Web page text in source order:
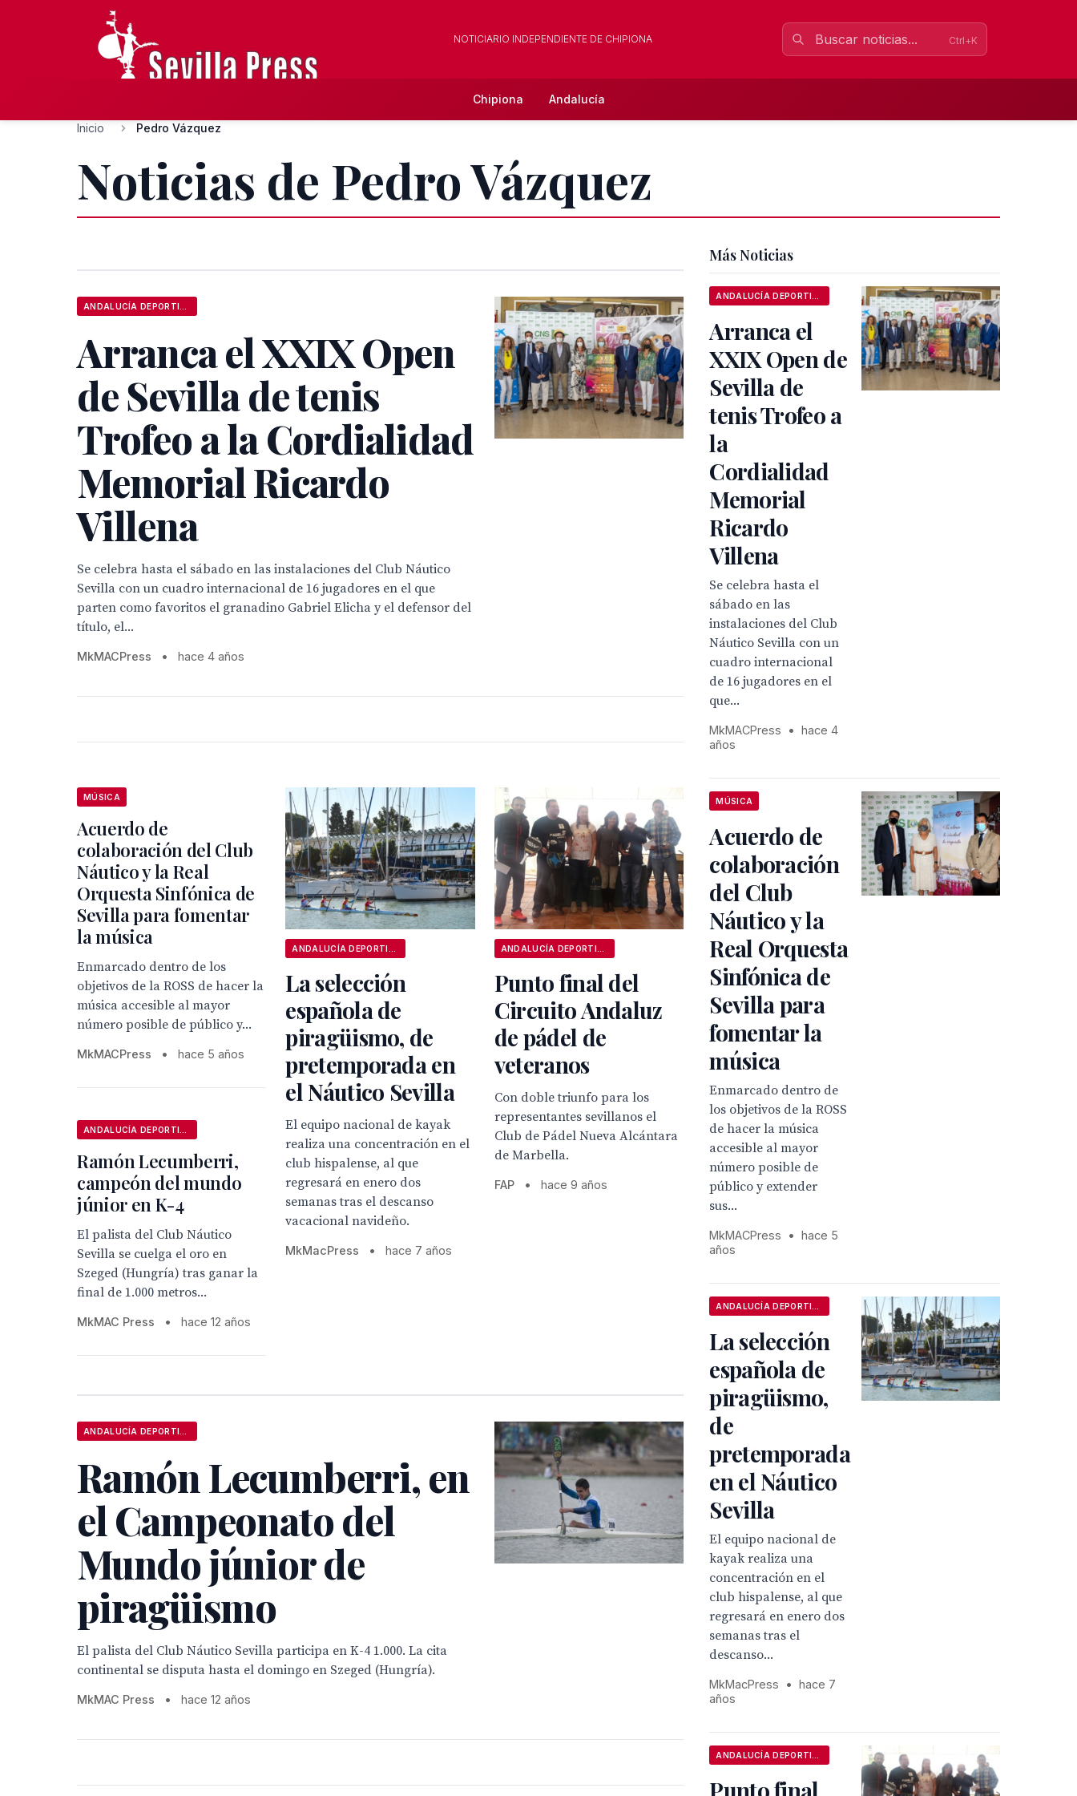
NOTICIARIO INDEPENDIENTE DE CHIPIONA Ctrl+K
Chipiona Andalucía
Inicio Pedro Vázquez
Noticias de Pedro Vázquez
Arranca el XXIX Open
de Sevilla de tenis
Trofeo a la Cordialidad
Memorial Ricardo
Villena
Se celebra hasta el sábado en las instalaciones del Club Náutico
Sevilla con un cuadro internacional de 16 jugadores en el que
parten como favoritos el granadino Gabriel Elicha y el defensor del
título, el...
MkMACPress • hace 4 años
MÚSICA
Acuerdo de
colaboración del Club
Náutico y la Real
Orquesta Sinfónica de
Sevilla para fomentar
la música
Enmarcado dentro de los
objetivos de la ROSS de hacer la
música accesible al mayor
número posible de público y...
MkMACPress • hace 5 años
La selección
española de
piragüismo, de
pretemporada en
el Náutico Sevilla
El equipo nacional de kayak
realiza una concentración en el
club hispalense, al que
regresará en enero dos
semanas tras el descanso
vacacional navideño.
MkMacPress • hace 7 años
Punto final del
Circuito Andaluz
de pádel de
veteranos
Con doble triunfo para los
representantes sevillanos el
Club de Pádel Nueva Alcántara
de Marbella.
FAP • hace 9 años
Ramón Lecumberri,
campeón del mundo
júnior en K-4
El palista del Club Náutico
Sevilla se cuelga el oro en
Szeged (Hungría) tras ganar la
final de 1.000 metros...
MkMAC Press • hace 12 años
Ramón Lecumberri, en
el Campeonato del
Mundo júnior de
piragüismo
El palista del Club Náutico Sevilla participa en K-4 1.000. La cita
continental se disputa hasta el domingo en Szeged (Hungría).
MkMAC Press • hace 12 años
Más Noticias
Arranca el
XXIX Open de
Sevilla de
tenis Trofeo a
la
Cordialidad
Memorial
Ricardo
Villena
Se celebra hasta el
sábado en las
instalaciones del Club
Náutico Sevilla con un
cuadro internacional
de 16 jugadores en el
que...
MkMACPress •
hace 4
años
MÚSICA
Acuerdo de
colaboración
del Club
Náutico y la
Real Orquesta
Sinfónica de
Sevilla para
fomentar la
música
Enmarcado dentro de
los objetivos de la ROSS
de hacer la música
accesible al mayor
número posible de
público y extender
sus...
MkMACPress •
hace 5
años
La selección
española de
piragüismo,
de
pretemporada
en el Náutico
Sevilla
El equipo nacional de
kayak realiza una
concentración en el
club hispalense, al que
regresará en enero dos
semanas tras el
descanso...
MkMacPress •
hace 7
años
Punto final